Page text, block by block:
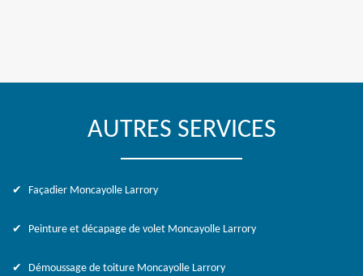
AUTRES SERVICES
Façadier Moncayolle Larrory
Peinture et décapage de volet Moncayolle Larrory
Démoussage de toiture Moncayolle Larrory